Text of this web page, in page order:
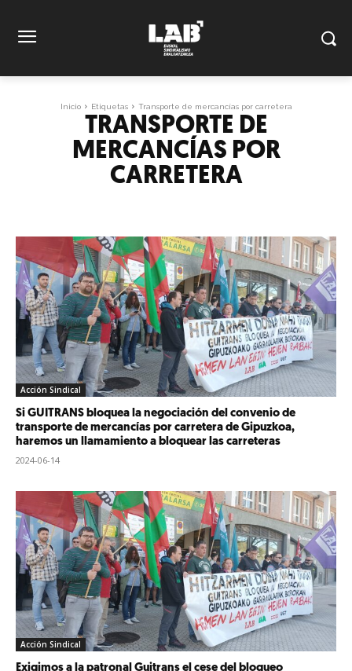
Inicio Etiquetas Transporte de mercancías por carretera
TRANSPORTE DE
MERCANCÍAS POR
CARRETERA
Acción Sindical
Si GUITRANS bloquea la negociación del convenio de
transporte de mercancías por carretera de Gipuzkoa,
haremos un llamamiento a bloquear las carreteras
2024-06-14
Acción Sindical
Exigimos a la patronal Guitrans el cese del bloqueo